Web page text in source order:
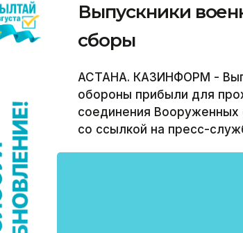
Выпускники
сборы
АСТАНА. КАЗИНФОРМ -
обороны прибыли для
соединения Вооруженных
со ссылкой на пресс-